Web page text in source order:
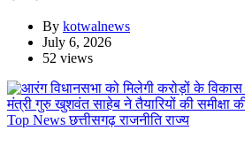
By kotwalnews
July 6, 2026
52 views
Top Newsछत्तीसगढ़राजनीतिराज्य